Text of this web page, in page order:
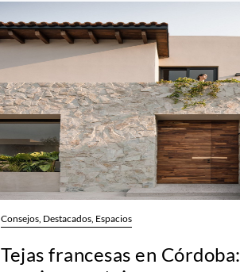
Consejos, Destacados, Espacios
Tejas francesas en Córdoba: